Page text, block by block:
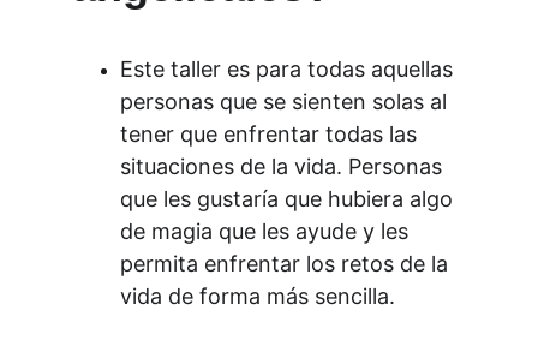
Este taller es para todas aquellas
personas que se sienten solas al
tener que enfrentar todas las
situaciones de la vida. Personas
que les gustaría que hubiera algo
de magia que les ayude y les
permita enfrentar los retos de la
vida de forma más sencilla.